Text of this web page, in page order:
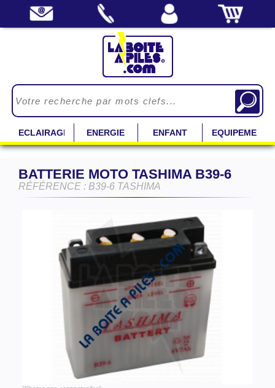
ECLAIRAGE ENERGIE ENFANT EQUIPEMENT
BATTERIE MOTO TASHIMA B39-6
RÉFÉRENCE : B39-6 TASHIMA